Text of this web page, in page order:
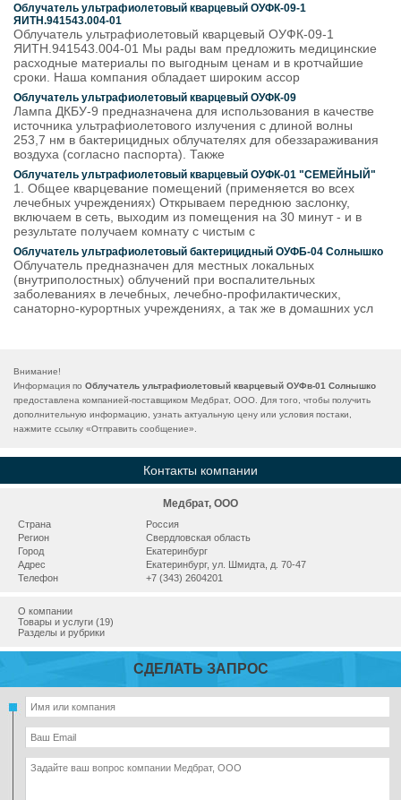
Облучатель ультрафиолетовый кварцевый ОУФК-09-1
ЯИТН.941543.004-01
Облучатель ультрафиолетовый кварцевый ОУФК-09-1
ЯИТН.941543.004-01 Мы рады вам предложить медицинские
расходные материалы по выгодным ценам и в кротчайшие
сроки. Наша компания обладает широким ассор
Облучатель ультрафиолетовый кварцевый ОУФК-09
Лампа ДКБУ-9 предназначена для использования в качестве
источника ультрафиолетового излучения с длиной волны
253,7 нм в бактерицидных облучателях для обеззараживания
воздуха (согласно паспорта). Также
Облучатель ультрафиолетовый кварцевый ОУФК-01 "СЕМЕЙНЫЙ"
1. Общее кварцевание помещений (применяется во всех
лечебных учреждениях) Открываем переднюю заслонку,
включаем в сеть, выходим из помещения на 30 минут - и в
результате получаем комнату с чистым с
Облучатель ультрафиолетовый бактерицидный ОУФБ-04 Солнышко
Облучатель предназначен для местных локальных
(внутриполостных) облучений при воспалительных
заболеваниях в лечебных, лечебно-профилактических,
санаторно-курортных учреждениях, а так же в домашних усл
Внимание!
Информация по Облучатель ультрафиолетовый кварцевый ОУФв-01 Солнышко
предоставлена компанией-поставщиком Медбрат, ООО. Для того, чтобы получить
дополнительную информацию, узнать актуальную цену или условия постаки,
нажмите ссылку «Отправить сообщение».
Контакты компании
Медбрат, ООО
Страна
Россия
Регион
Свердловская область
Город
Екатеринбург
Адрес
Екатеринбург, ул. Шмидта, д. 70-47
Телефон
+7 (343) 2604201
О компании
Товары и услуги (19)
Разделы и рубрики
СДЕЛАТЬ ЗАПРОС